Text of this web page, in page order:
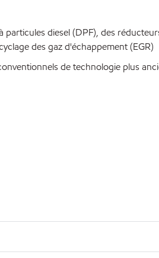
diesel (DPF), des
des gaz d'échappement (EGR)
de technologie plus